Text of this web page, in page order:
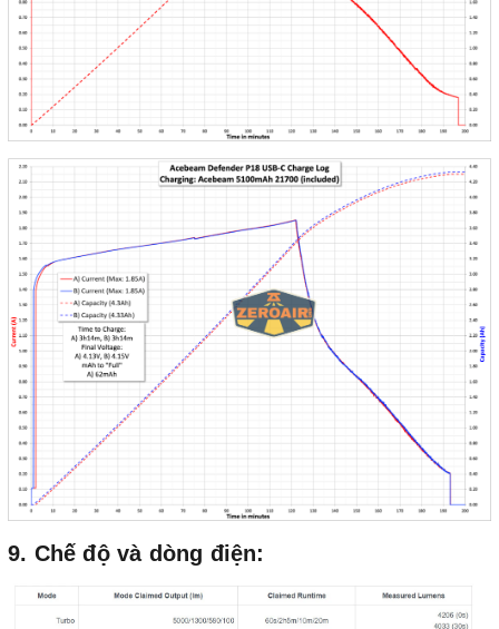
9. Chế độ và dòng điện: